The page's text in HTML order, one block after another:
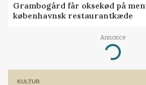
Grambogård får oksekød på
københavnsk restaurantkæde
Annonce
Loading...
KULTUR